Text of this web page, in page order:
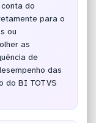
do
para o
ou
as
de
das
do BI TOTVS